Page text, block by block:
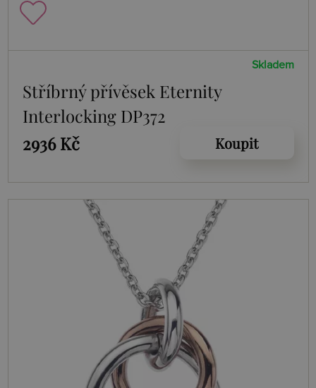
Skladem
Stříbrný přívěsek Eternity
Interlocking DP372
2936 Kč
Koupit